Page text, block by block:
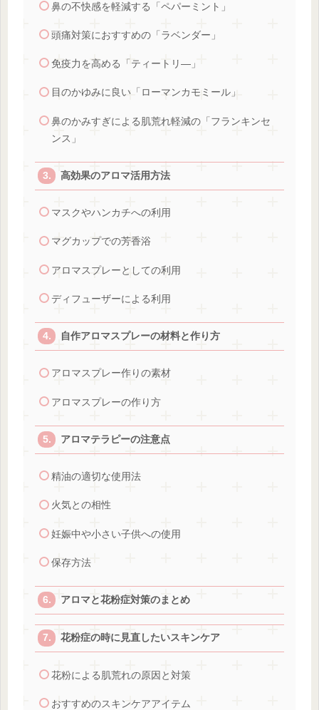
鼻の不快感を軽減する「ペパーミント」
頭痛対策におすすめの「ラベンダー」
免疫力を高める「ティートリ―」
目のかゆみに良い「ローマンカモミール」
鼻のかみすぎによる肌荒れ軽減の「フランキンセ
ンス」
高効果のアロマ活用方法
マスクやハンカチへの利用
マグカップでの芳香浴
アロマスプレーとしての利用
ディフューザーによる利用
自作アロマスプレーの材料と作り方
アロマスプレー作りの素材
アロマスプレーの作り方
アロマテラピーの注意点
精油の適切な使用法
火気との相性
妊娠中や小さい子供への使用
保存方法
アロマと花粉症対策のまとめ
花粉症の時に見直したいスキンケア
花粉による肌荒れの原因と対策
おすすめのスキンケアアイテム